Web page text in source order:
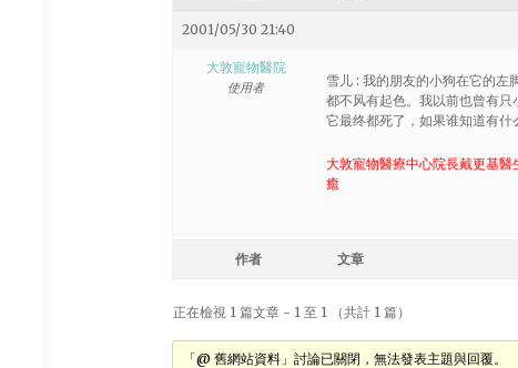
2001/05/30 21:40
大敦寵物醫院
使用者
雪儿 : 我的朋友的小狗在它的左
都不风有起色。我以前也曾有只
它最终都死了，如果谁知道有什
大敦寵物醫療中心院長戴更基
癒
作者 文章
正在檢視 1 篇文章 - 1 至 1 （共計 1 篇）
「@ 舊網站資料」討論已關閉，無法發表主題與回覆。